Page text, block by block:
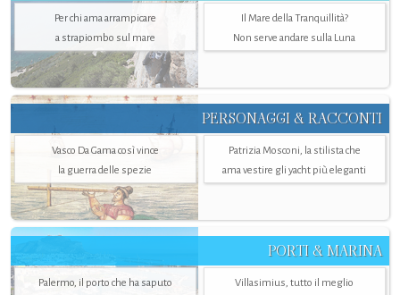
Per chi ama arrampicare
a strapiombo sul mare
Il Mare della Tranquillità?
Non serve andare sulla Luna
PERSONAGGI & RACCONTI
Vasco Da Gama così vince
la guerra delle spezie
Patrizia Mosconi, la stilista che
ama vestire gli yacht più eleganti
PORTI & MARINA
Palermo, il porto che ha saputo
Villasimius, tutto il meglio